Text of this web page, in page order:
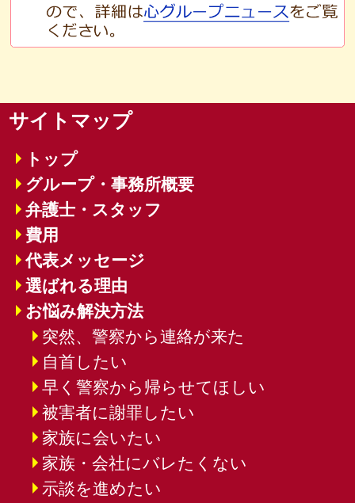
サイトマップ
トップ
グループ・事務所概要
弁護士・スタッフ
費用
代表メッセージ
選ばれる理由
お悩み解決方法
突然、警察から連絡が来た
自首したい
早く警察から帰らせてほしい
被害者に謝罪したい
家族に会いたい
家族・会社にバレたくない
示談を進めたい